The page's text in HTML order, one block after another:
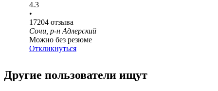
4.3
•
17204 отзыва
Сочи, р-н Адлерский
Можно без резюме
Откликнуться
Другие пользователи ищут